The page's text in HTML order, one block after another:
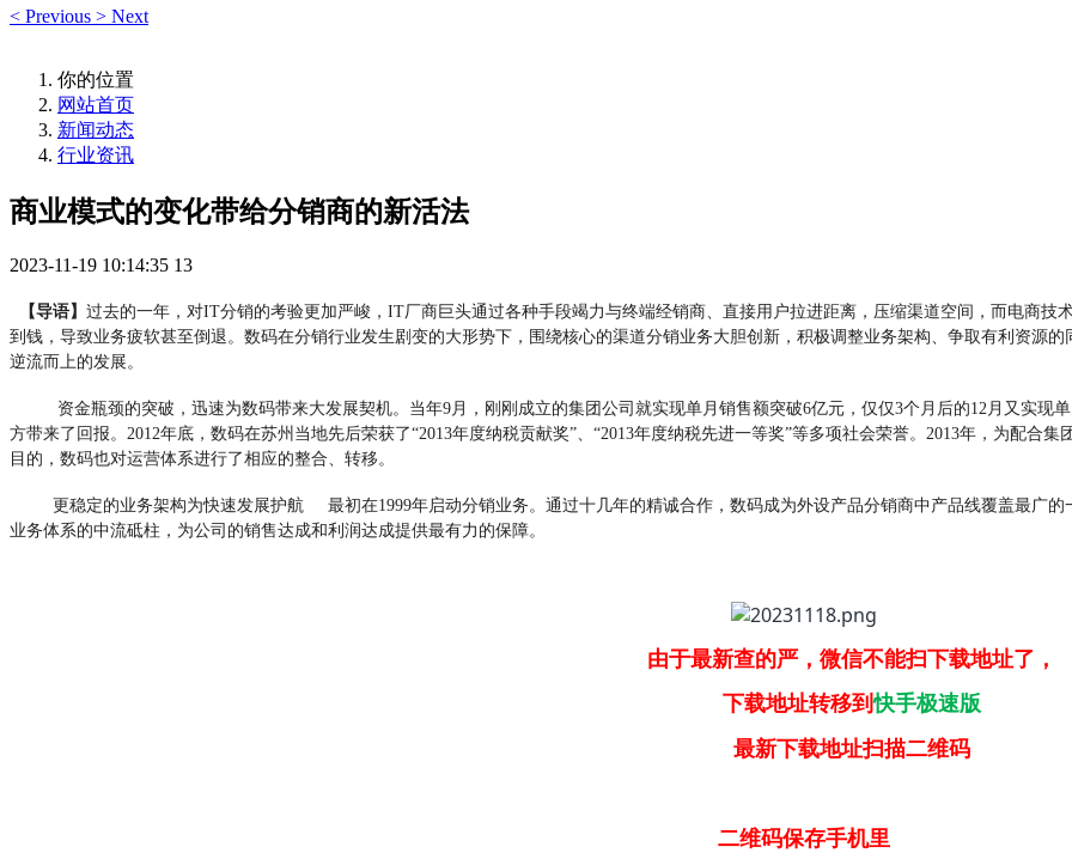
< Previous > Next
你的位置
网站首页
新闻动态
行业资讯
商业模式的变化带给分销商的新活法
2023-11-19 10:14:35 13
【导语】 过去的一年，对IT分销的考验更加严峻，IT厂商巨头通过各种手段竭力与终端经销商、直接用户拉进距离，压缩渠道空间，而电商
到钱，导致业务疲软甚至倒退。数码在分销行业发生剧变的大形势下，围绕核心的渠道分销业务大胆创新，积极调整业务架构、争取有利资源
逆流而上的发展。
资金瓶颈的突破，迅速为数码带来大发展契机。当年9月，刚刚成立的集团公司就实现单月销售额突破6亿元，仅仅3个月后的12月又实现
方带来了回报。2012年底，数码在苏州当地先后荣获了“2013年度纳税贡献奖”、“2013年度纳税先进一等奖”等多项社会荣誉。2013年，为配合
目的，数码也对运营体系进行了相应的整合、转移。
更稳定的业务架构为快速发展护航 最初在1999年启动分销业务。通过十几年的精诚合作，数码成为外设产品分销商中产品线覆盖最广的
业务体系的中流砥柱，为公司的销售达成和利润达成提供最有力的保障。
由于最新查的严，微信不能扫下载地址了，
下载地址转移到快手极速版
最新下载地址扫描二维码
二维码保存手机里